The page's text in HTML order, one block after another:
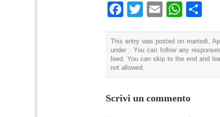
Facebook
TwitterEmail
This entry was posted on martedì,
under . You can follow any
feed. You can skip to the end and
not allowed.
Scrivi un commento